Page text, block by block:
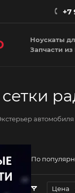
+7
Ноускаты
Запчасти из
автомобиля
По
Цена